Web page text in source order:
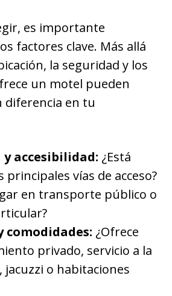
es importante
factores clave. Más allá
la seguridad y los
un motel pueden
diferencia en tu
y accesibilidad: ¿Está
principales vías de acceso?
en transporte público o
comodidades: ¿Ofrece
privado, servicio a la
jacuzzi o habitaciones